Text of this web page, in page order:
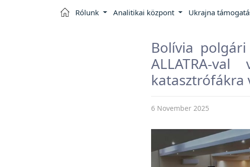
Rólunk Analitikai központ Ukrajna
Bolívia
ALLATRA-
katasztrófákra
6 November 2025